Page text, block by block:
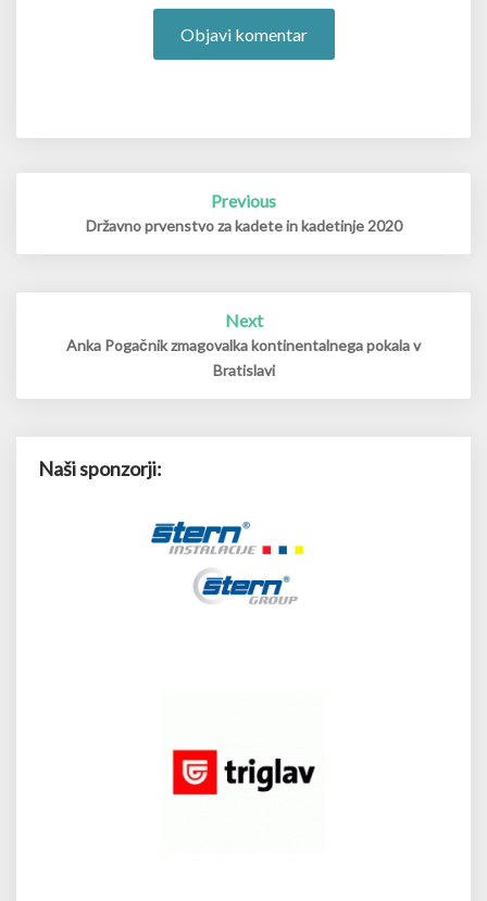
Previous
Državno prvenstvo za kadete in kadetinje 2020
Next
Anka Pogačnik zmagovalka kontinentalnega pokala v
Bratislavi
Naši sponzorji: